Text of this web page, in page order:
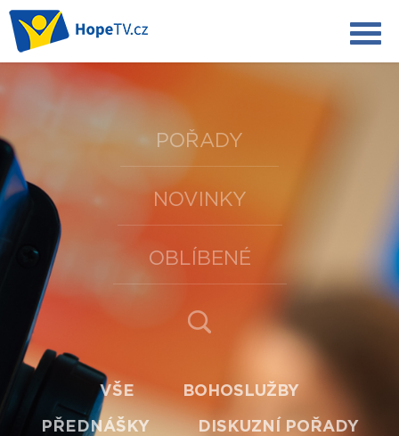
POŘADY
NOVINKY
OBLÍBENÉ
VŠE BOHOSLUŽBY
PŘEDNÁŠKY DISKUZNÍ POŘADY